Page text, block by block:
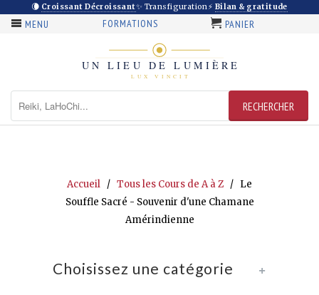
🌘 Croissant Décroissant✨ Transfiguration⚡ Bilan & gratitude
MENU FORMATIONS PANIER
Accueil / Tous les Cours de A à Z / Le
Souffle Sacré - Souvenir d'une Chamane
Amérindienne
+
Choisissez une catégorie